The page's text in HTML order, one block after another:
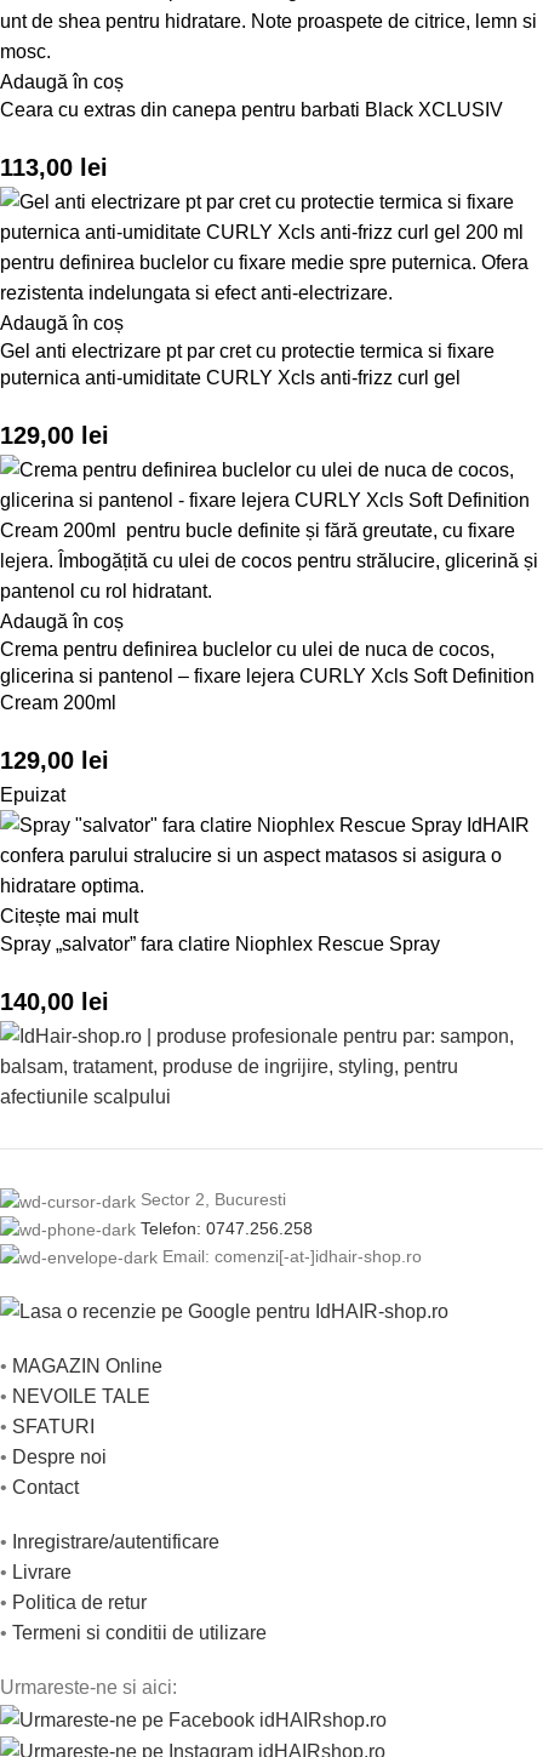
Adaugă în coș
Ceara cu extras din canepa pentru barbati Black XCLUSIV
113,00 lei
Adaugă în coș
Gel anti electrizare pt par cret cu protectie termica si fixare
puternica anti-umiditate CURLY Xcls anti-frizz curl gel
129,00 lei
Adaugă în coș
Crema pentru definirea buclelor cu ulei de nuca de cocos,
glicerina si pantenol – fixare lejera CURLY Xcls Soft Definition
Cream 200ml
129,00 lei
Epuizat
Citește mai mult
Spray „salvator” fara clatire Niophlex Rescue Spray
140,00 lei
Sector 2, Bucuresti
Telefon: 0747.256.258
Email: comenzi[-at-]idhair-shop.ro
• MAGAZIN Online
• NEVOILE TALE
• SFATURI
• Despre noi
• Contact
• Inregistrare/autentificare
• Livrare
• Politica de retur
• Termeni si conditii de utilizare
Urmareste-ne si aici: